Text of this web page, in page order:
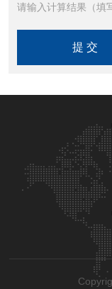
请输入计算结果（填